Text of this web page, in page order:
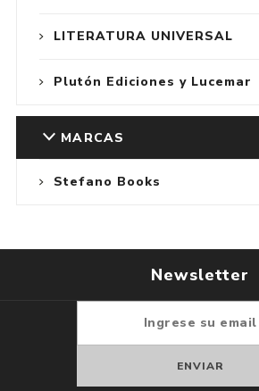
LITERATURA UNIVERSAL
Plutón Ediciones y Lucemar
MARCAS
Stefano Books
Newsletter